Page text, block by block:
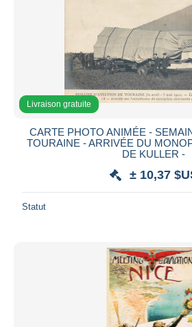
Livraison gratuite
CARTE PHOTO ANIMÉE -
TOURAINE - ARRIVÉE DU
DE KULLER -
± 10,37
Statut